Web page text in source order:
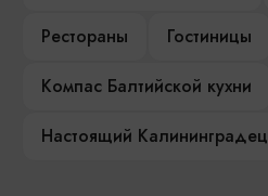
Рестораны
Гостиницы
Компас Балтийской кухни
Настоящий Калининградец